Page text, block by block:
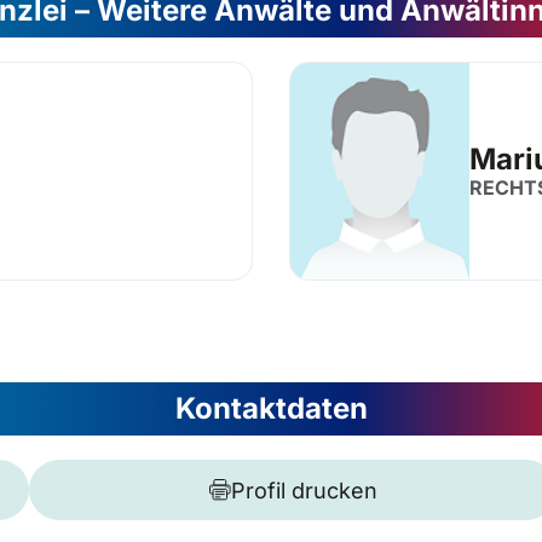
– Weitere Anwälte und
Kontaktdaten
Profil drucken